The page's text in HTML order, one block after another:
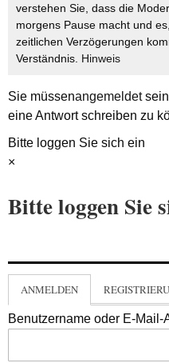
verstehen Sie, dass die
morgens Pause macht und
zeitlichen Verzögerungen
Verständnis. Hinweis
Sie müssenangemeldetsein
eine Antwort schreiben zu
Bitte loggen Sie sich ein
×
Bitte loggen Sie
ANMELDEN
Benutzername oder E-Mail-